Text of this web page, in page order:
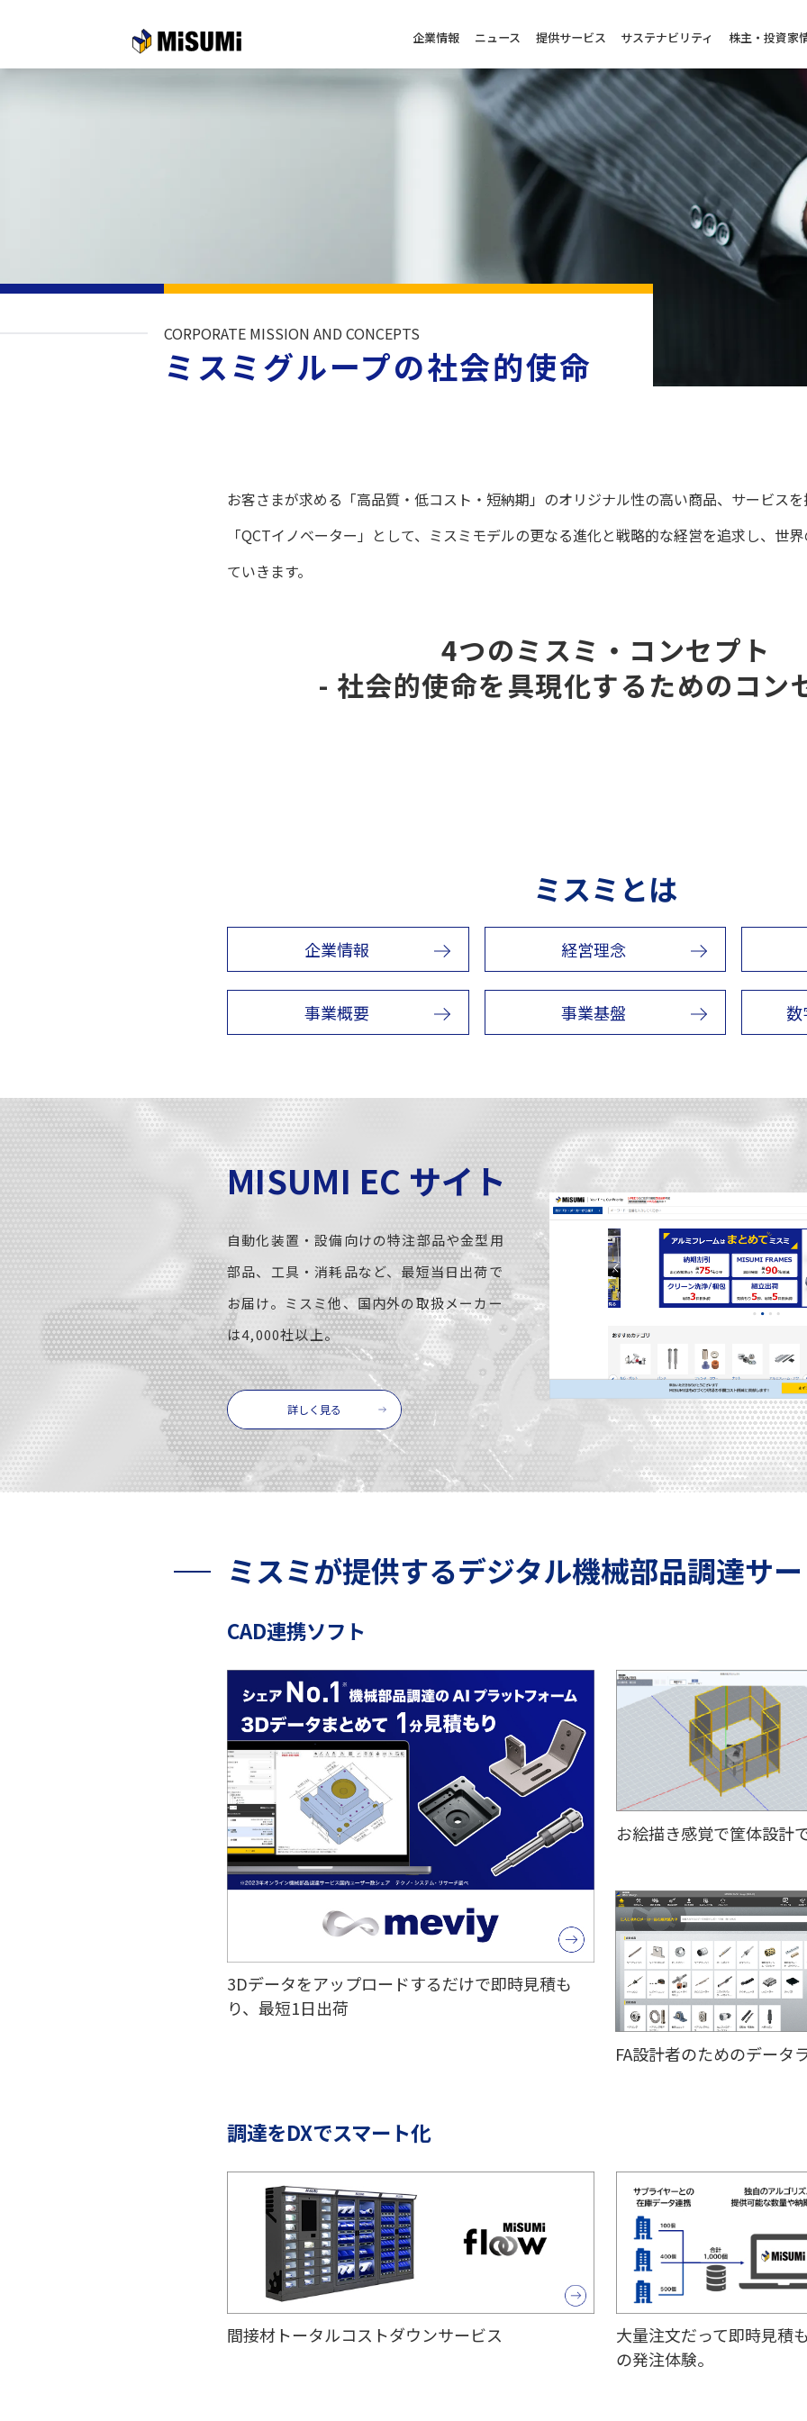
企業情報 ニュース 提供サービス サステナビリティ 株主・投資家
CORPORATE MISSION AND CONCEPTS
ミスミグループの社会的使命
お客さまが求める「高品質・低コスト・短納期」のオリジナル性の高い商品、サービス
「QCTイノベーター」として、ミスミモデルの更なる進化と戦略的な経営を追求し、世
ていきます。
4つのミスミ・コンセプト
- 社会的使命を具現化するためのコン
ミスミとは
企業情報 経営理念
事業概要 事業基盤 数
MISUMI EC サイト
自動化装置・設備向けの特注部品や金型用
部品、工具・消耗品など、最短当日出荷で
お届け。ミスミ他、国内外の取扱メーカー
は4,000社以上。
詳しく見る
ミスミが提供するデジタル機械部品調達サ
CAD連携ソフト
3Dデータをアップロードするだけで即時見積も
り、最短1日出荷
お絵描き感覚で筐体設計
FA設計者のためのデータ
調達をDXでスマート化
間接材トータルコストダウンサービス
大量注文だって即時見積
の発注体験。